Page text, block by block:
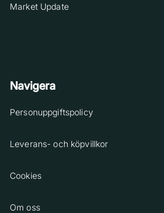
Market Update
Navigera
Personuppgiftspolicy
Leverans- och köpvillkor
Cookies
Om oss